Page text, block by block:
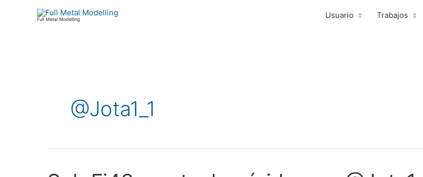
Full Metal Modelling Usuario Trabajos
@Jota1_1
Sub
entradas